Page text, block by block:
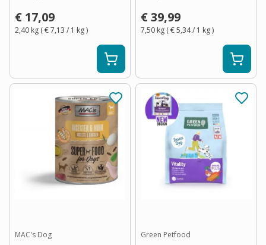
€ 17,09
2,40 kg (€ 7,13 / 1 kg)
€ 39,99
7,50 kg (€ 5,34/ 1 kg)
MAC's Dog Green Petfood